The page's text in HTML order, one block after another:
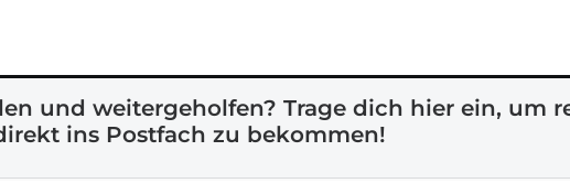
und weitergeholfen? Trage dich hier ein, um
ins Postfach zu bekommen!